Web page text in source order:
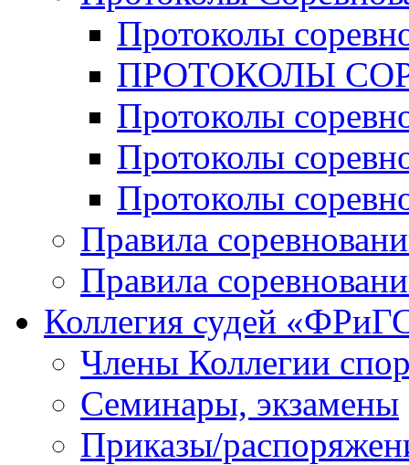
Протоколы
ПРОТОКОЛЫ
Протоколы
Протоколы
Протоколы
Правила
Правила
Коллегия судей
Члены Коллегии
Семинары, экзамены
Приказы/